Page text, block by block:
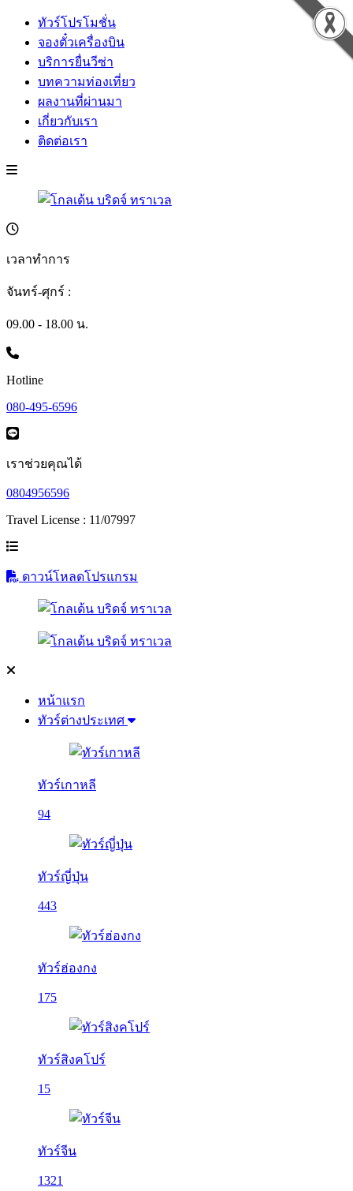
ทัวร์โปรโมชั่น
จองตั๋วเครื่องบิน
บริการยื่นวีซ่า
บทความท่องเที่ยว
ผลงานที่ผ่านมา
เกี่ยวกับเรา
ติดต่อเรา
เวลาทำการ
จันทร์-ศุกร์ :
09.00 - 18.00 น.
Hotline
080-495-6596
เราช่วยคุณได้
0804956596
Travel License : 11/07997
ดาวน์โหลดโปรแกรม
หน้าแรก
ทัวร์ต่างประเทศ
ทัวร์เกาหลี
94
ทัวร์ญี่ปุ่น
443
ทัวร์ฮ่องกง
175
ทัวร์สิงคโปร์
15
ทัวร์จีน
1321